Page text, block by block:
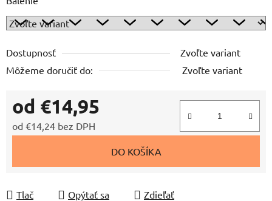
Dostupnosť
Zvoľte variant
Môžeme doručiť do:
Zvoľte variant
od €14,95
od €14,24 bez DPH
DO KOŠÍKA
Tlač Opýtať sa Zdieľať